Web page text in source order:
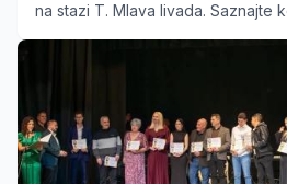
na stazi T. Mlava livada. Saznajte